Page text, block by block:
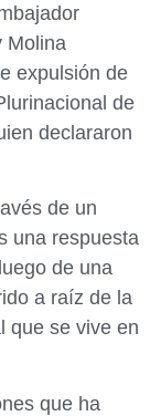
Molina
expulsión de
de
declararon
de un
una respuesta
de una
a raíz de la
que se vive en
que ha